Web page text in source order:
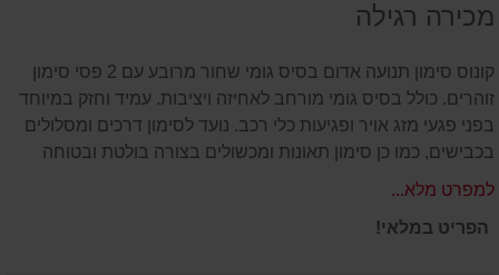
מכירה רגילה
קונוס סימון תנועה אדום בסיס גומי שחור מרובע עם 2 פסי סימון
זוהרים. כולל בסיס גומי מורחב לאחיזה ויציבות. עמיד וחזק במיוחד
בפני פגעי מזג אויר ופגיעות כלי רכב. נועד לסימון דרכים ומסלולים
בכבישים, כמו כן סימון תאונות ומכשולים בצורה בולטת ובטוחה
למפרט מלא...
הפריט במלאי!